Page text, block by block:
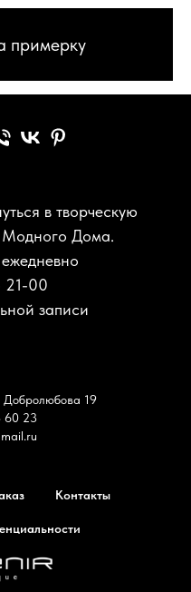
примерку
в творческую
Модного Дома.
21-00
записи
Добролюбова 19
60 23
Контакты